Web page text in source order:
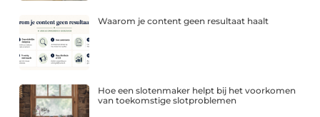
Waarom je content geen resultaat haalt
Hoe een slotenmaker helpt bij het voorkomen
van toekomstige slotproblemen